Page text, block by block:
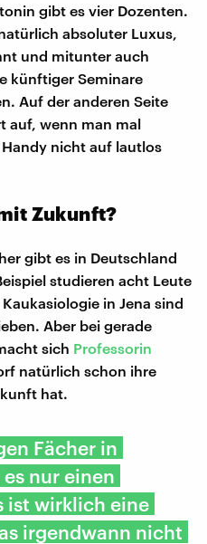
gibt es vier Dozenten.
absoluter Luxus,
und mitunter auch
künftiger Seminare
Auf der anderen Seite
auf, wenn man mal
nicht auf lautlos
Zukunft?
gibt es in Deutschland
studieren acht Leute
in Jena sind
Aber bei gerade
sich Professorin
natürlich schon ihre
hat.
Fächer in
nur einen
ist wirklich eine
irgendwann nicht